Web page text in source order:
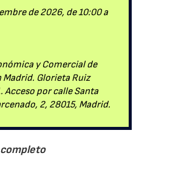
de 2026, de 10:00 a
y Comercial de
Madrid. Glorieta Ruiz
Acceso por calle Santa
2, 28015, Madrid.